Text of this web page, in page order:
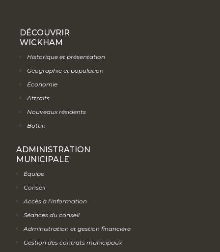
DÉCOUVRIR
WICKHAM
Historique et présentation
Géographie et population
Économie
Attraits
Nouveaux résidents
Bottin
ADMINISTRATION
MUNICIPALE
Équipe
Conseil
Accès à l’information
Séances du conseil
Administration et gestion financière
Gestion des contrats municipaux